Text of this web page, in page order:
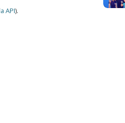
API).